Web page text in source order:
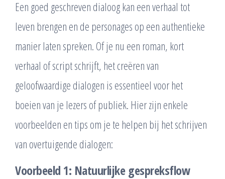
Een goed geschreven dialoog kan een verhaal tot
leven brengen en de personages op een authentieke
manier laten spreken. Of je nu een roman, kort
verhaal of script schrijft, het creëren van
geloofwaardige dialogen is essentieel voor het
boeien van je lezers of publiek. Hier zijn enkele
voorbeelden en tips om je te helpen bij het schrijven
van overtuigende dialogen:
Voorbeeld 1: Natuurlijke gespreksflow